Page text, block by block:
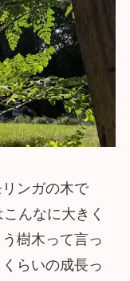
ンガの木で
んなに大きく
樹木って言っ
らいの成長っ